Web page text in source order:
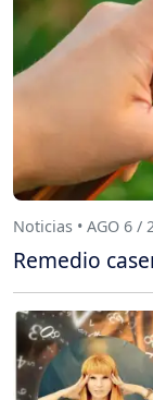
Noticias • AGO 6 /
Remedio